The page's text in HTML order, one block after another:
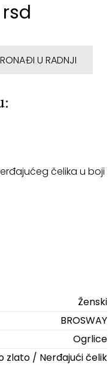
U RADNJI
čelika u boji
Ženski
BROSWAY
Ogrlice
zlato / Nerđajući čelik